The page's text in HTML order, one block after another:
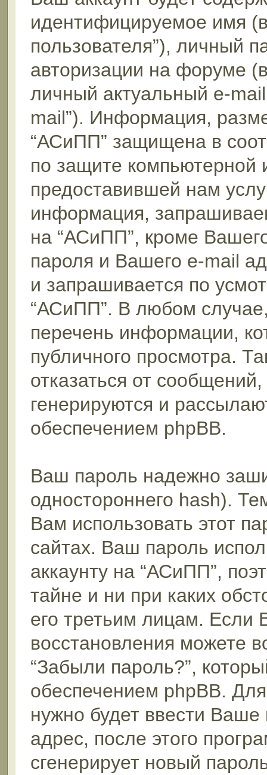
идентифицируемое имя
пользователя”), личный
авторизации на форуме
личный актуальный e-
mail”). Информация,
“АСиПП” защищена в
по защите
предоставившей нам
информация,
на “АСиПП”, кроме
пароля и Вашего e-mail
и запрашивается по
“АСиПП”. В любом
перечень информации,
публичного просмотра.
отказаться от
генерируются и
обеспечением phpBB.
Ваш пароль надежно
одностороннего hash).
Вам использовать этот
сайтах. Ваш пароль
аккаунту на “АСиПП”,
тайне и ни при каких
его третьим лицам. Если
восстановления можете
“Забыли пароль?”,
обеспечением phpBB.
нужно будет ввести
адрес, после этого
сгенерирует новый